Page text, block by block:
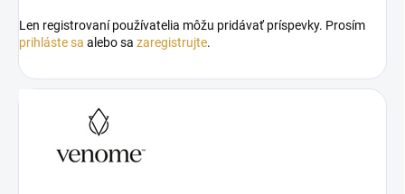
Len registrovaní používatelia môžu pridávať príspevky. Prosím
prihláste sa alebo sa zaregistrujte.